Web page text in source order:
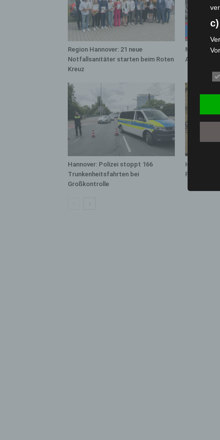
Region Hannover: 21 neue
Notfallsanitäter starten beim Roten
Kreuz
Mann läuft
A7 –
Hannover: Polizei stoppt 166
Trunkenheitsfahrten bei
Großkontrolle
Hannover